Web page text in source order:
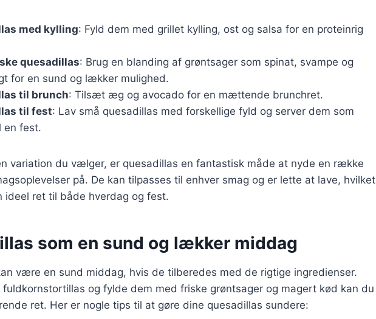
med kylling: Fyld dem med grillet kylling, ost og salsa for en proteinrig
quesadillas: Brug en blanding af grøntsager som spinat, svampe og
for en sund og lækker mulighed.
til brunch: Tilsæt æg og avocado for en mættende brunchret.
til fest: Lav små quesadillas med forskellige fyld og server dem som
en fest.
variation du vælger, er quesadillas en fantastisk måde at nyde en række
på. De kan tilpasses til enhver smag og er lette at lave, hvilket
ideel ret til både hverdag og fest.
som en sund og lækker middag
være en sund middag, hvis de tilberedes med de rigtige ingredienser.
og fylde dem med friske grøntsager og magert kød kan du
ret. Her er nogle tips til at gøre dine quesadillas sundere: